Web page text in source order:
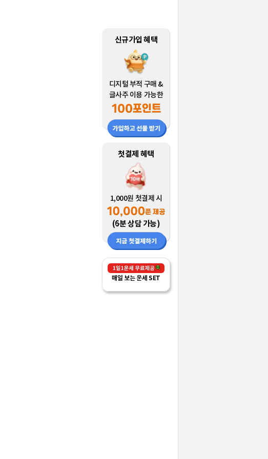
신규가입 혜택
디지털 부적 구매 &
글사주 이용 가능한
첫결제 혜택
1,000원 첫결제 시
(6분 상담 가능)
매일 보는 운세 SET